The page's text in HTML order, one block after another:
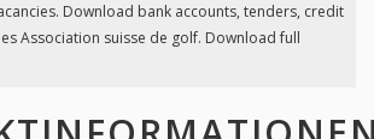
Download bank accounts, tenders, credit
Association suisse de golf. Download full